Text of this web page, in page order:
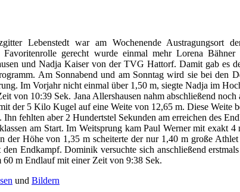
Lebenstedt war am Wochenende Austragungsort
Favoritenrolle gerecht wurde einmal mehr Lorena
und Nadja Kaiser von der TVG Hattorf. Damit gab es
Am Sonnabend und am Sonntag wird sie bei den
Im Vorjahr nicht einmal über 1,50 m, siegte Nadja im
von 10:39 Sek. Jana Allershausen nahm abschließend
der 5 Kilo Kugel auf eine Weite von 12,65 m. Diese Weite
fehlten aber 2 Hundertstel Sekunden am erreichen des
am Start. Im Weitsprung kam Paul Werner mit exakt
der Höhe von 1,35 m scheiterte der nur 1,40 m große Athlet
Endkampf. Dominik versuchte sich anschließend
m Endlauf mit einer Zeit von 9:38 Sek.
und Bildern